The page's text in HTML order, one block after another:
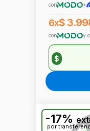
con +
6x$
con y
$
-17%
por